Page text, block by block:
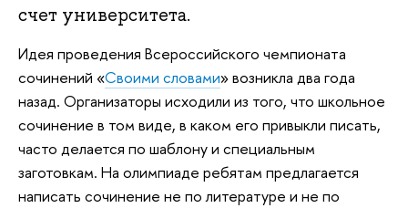
счет университета.
Идея проведения Всероссийского чемпионата
сочинений «Своими словами» возникла два года
назад. Организаторы исходили из того, что школьное
сочинение в том виде, в каком его привыкли писать,
часто делается по шаблону и специальным
заготовкам. На олимпиаде ребятам предлагается
написать сочинение не по литературе и не по